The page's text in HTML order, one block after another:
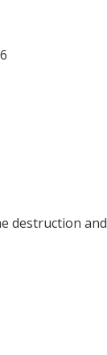
destruction and